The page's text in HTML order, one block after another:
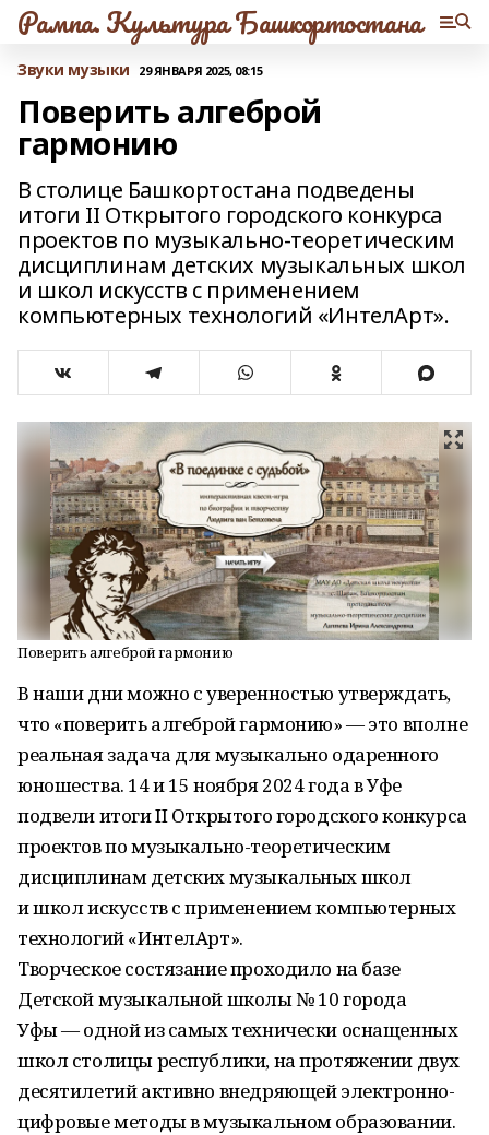
Рампа. Культура Башкортостана
Звуки музыки 29 ЯНВАРЯ 2025, 08:15
Поверить алгеброй
гармонию
В столице Башкортостана подведены
итоги II Открытого городского конкурса
проектов по музыкально-теоретическим
дисциплинам детских музыкальных школ
и школ искусств с применением
компьютерных технологий «ИнтелАрт».
Поверить алгеброй гармонию
В наши дни можно с уверенностью утверждать,
что «поверить алгеброй гармонию» — это вполне
реальная задача для музыкально одаренного
юношества. 14 и 15 ноября 2024 года в Уфе
подвели итоги II Открытого городского конкурса
проектов по музыкально-теоретическим
дисциплинам детских музыкальных школ
и школ искусств с применением компьютерных
технологий «ИнтелАрт».
Творческое состязание проходило на базе
Детской музыкальной школы № 10 города
Уфы — одной из самых технически оснащенных
школ столицы республики, на протяжении двух
десятилетий активно внедряющей электронно-
цифровые методы в музыкальном образовании.